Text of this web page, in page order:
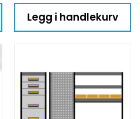
Legg i handlekurv